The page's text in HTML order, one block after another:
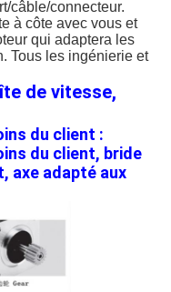
câble/connecteur.
à côte avec vous et
qui adaptera les
Tous les ingénierie et
de vitesse,
du client :
du client, bride
axe adapté aux